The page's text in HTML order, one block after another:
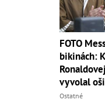
FOTO
bikinách:
vyvolal
Ostatné